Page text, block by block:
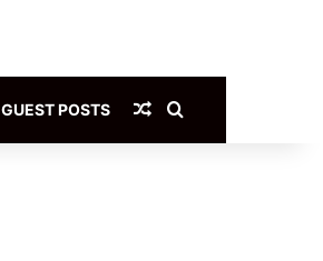
GUEST POSTS Article Aléatoire